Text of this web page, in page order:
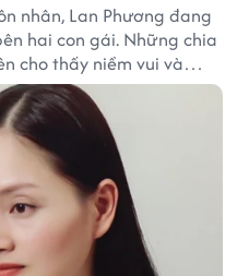
nhân, Lan Phương đang
hai con gái. Những chia
cho thấy niềm vui và
điều bình dị mỗi